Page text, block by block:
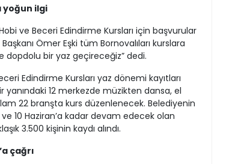
yoğun ilgi
ve Beceri Edindirme Kursları için başvurular
Ömer Eşki tüm Bornovalıları kurslara
dopdolu bir yaz geçireceğiz” dedi.
Edindirme Kursları yaz dönemi kayıtları
12 merkezde müzikten dansa, el
22 branşta kurs düzenlenecek. Belediyenin
10 Haziran’a kadar devam edecek olan
3.500 kişinin kaydı alındı.
çağrı